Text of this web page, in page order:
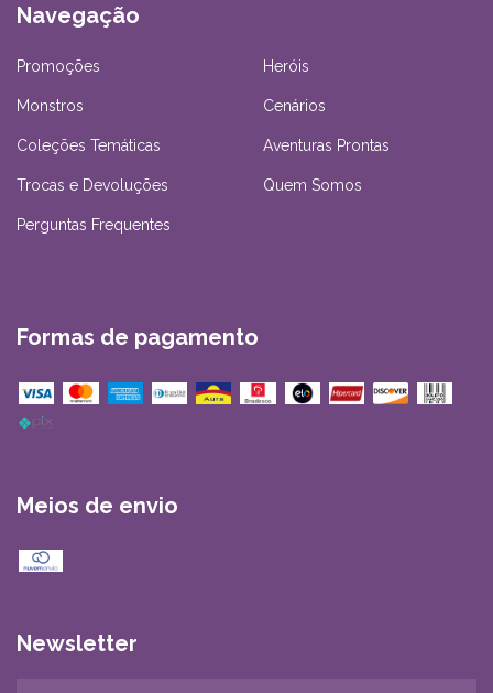
Navegação
Promoções Heróis
Monstros Cenários
Coleções Temáticas Aventuras Prontas
Trocas e Devoluções Quem Somos
Perguntas Frequentes
Formas de pagamento
Meios de envio
Newsletter